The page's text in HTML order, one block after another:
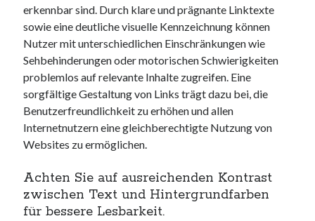
erkennbar sind. Durch klare und prägnante Linktexte
sowie eine deutliche visuelle Kennzeichnung können
Nutzer mit unterschiedlichen Einschränkungen wie
Sehbehinderungen oder motorischen Schwierigkeiten
problemlos auf relevante Inhalte zugreifen. Eine
sorgfältige Gestaltung von Links trägt dazu bei, die
Benutzerfreundlichkeit zu erhöhen und allen
Internetnutzern eine gleichberechtigte Nutzung von
Websites zu ermöglichen.
Achten Sie auf ausreichenden Kontrast
zwischen Text und Hintergrundfarben
für bessere Lesbarkeit.